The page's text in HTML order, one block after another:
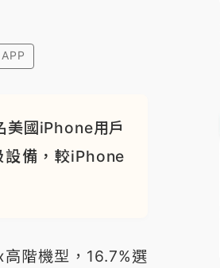
APP
美國iPhone用戶
備，較iPhone
階機型，16.7%選